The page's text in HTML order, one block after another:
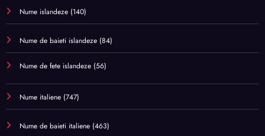
Nume islandeze (140)
Nume de baieti islandeze (84)
Nume de fete islandeze (56)
Nume italiene (747)
Nume de baieti italiene (463)